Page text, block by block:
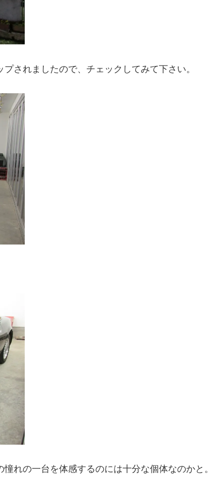
されましたので、チェックしてみて下さい。
れの一台を体感するのには十分な個体なのかと。